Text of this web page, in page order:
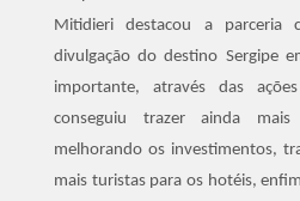
Mitidieri destacou a parceria
divulgação do destino Sergipe
importante, através das
conseguiu trazer ainda
melhorando os investimentos,
mais turistas para os hotéis,